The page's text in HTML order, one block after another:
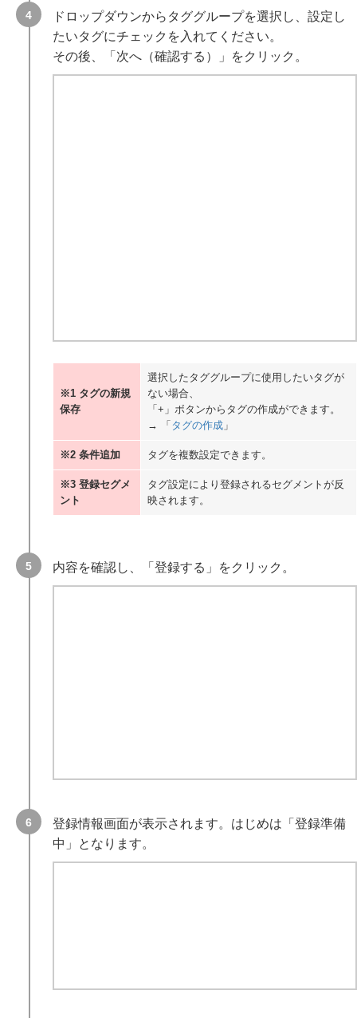
ドロップダウンからタググループを選択し、設定し
たいタグにチェックを入れてください。
その後、「次へ（確認する）」をクリック。
※1 タグの新規
保存
選択したタググループに使用したいタグが
ない場合、
「+」ボタンからタグの作成ができます。
→ 「 タグの作成 」
※2 条件追加 タグを複数設定できます。
※3 登録セグメ
ント
タグ設定により登録されるセグメントが反
映されます。
内容を確認し、「登録する」をクリック。
登録情報画面が表示されます。はじめは「登録準備
中」となります。